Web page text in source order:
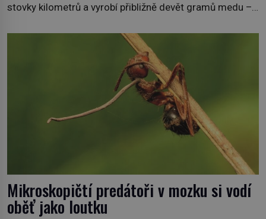
stovky kilometrů a vyrobí přibližně devět gramů medu –
bezvýznamná. Teprve když se spojí s dalšími desítkami
tisíc příslušnic svého včelstva, vznikne jeden z
nejdokonalejších organismů […]
Mikroskopičtí predátoři v mozku si vodí
oběť jako loutku